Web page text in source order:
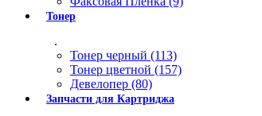
Тонер
.
Тонер черный (113)
Тонер цветной (157)
Девелопер (80)
Запчасти для Картриджа